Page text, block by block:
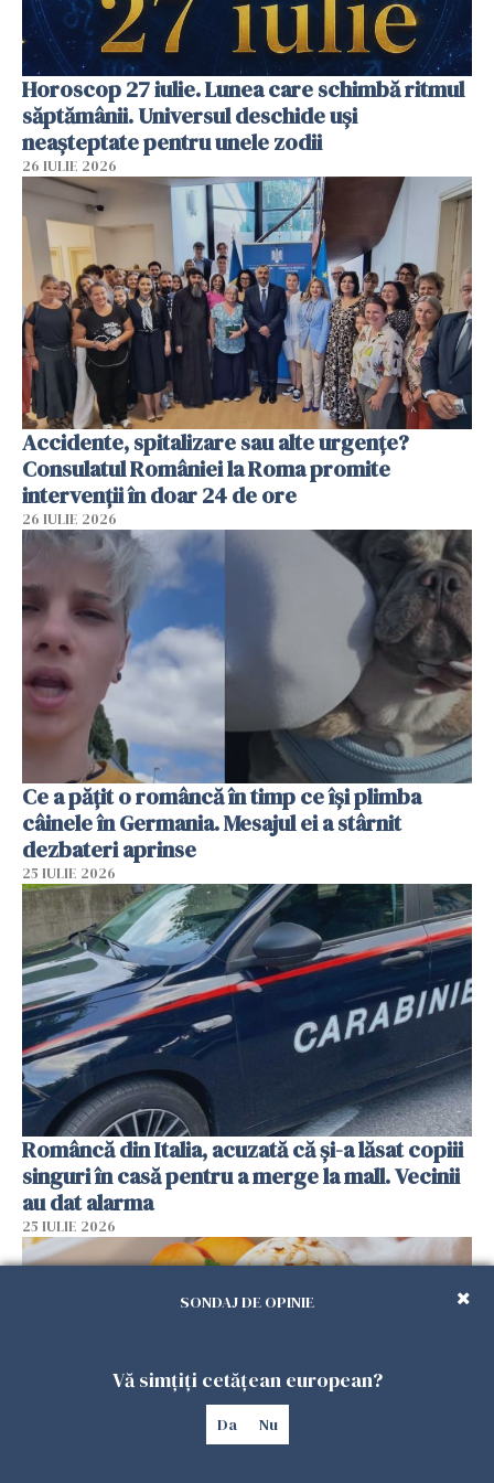
Horoscop 27 iulie. Lunea care schimbă ritmul
săptămânii. Universul deschide uși
neașteptate pentru unele zodii
26 IULIE 2026
Accidente, spitalizare sau alte urgențe?
Consulatul României la Roma promite
intervenții în doar 24 de ore
26 IULIE 2026
Ce a pățit o româncă în timp ce își plimba
câinele în Germania. Mesajul ei a stârnit
dezbateri aprinse
25 IULIE 2026
Româncă din Italia, acuzată că și-a lăsat copiii
singuri în casă pentru a merge la mall. Vecinii
au dat alarma
25 IULIE 2026
SONDAJ DE OPINIE
Vă simțiți cetățean european?
Da Nu